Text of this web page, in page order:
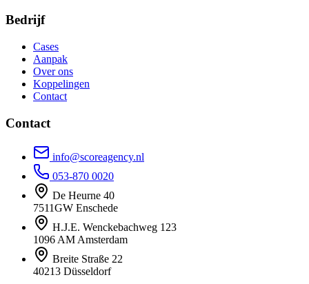
Bedrijf
Cases
Aanpak
Over ons
Koppelingen
Contact
Contact
info@scoreagency.nl
053-870 0020
De Heurne 40
7511GW Enschede
H.J.E. Wenckebachweg 123
1096 AM Amsterdam
Breite Straße 22
40213 Düsseldorf